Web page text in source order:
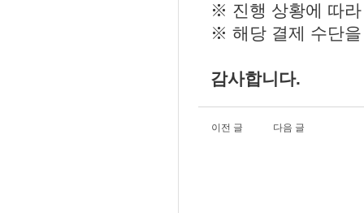
※ 진행 상황에 따
※ 해당 결제 수단
감사합니다.
이전 글 다음 글